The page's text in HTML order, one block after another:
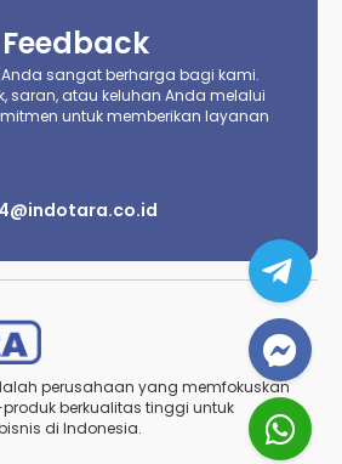
sangat berharga bagi kami.
saran, atau keluhan Anda melalui
untuk memberikan layanan
perusahaan yang memfokuskan
berkualitas tinggi untuk
di Indonesia.